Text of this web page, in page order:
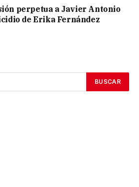
perpetua a Javier Antonio
de Erika Fernández